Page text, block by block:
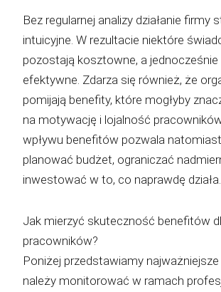
Bez regularnej analizy działanie firmy
intuicyjne. W rezultacie niektóre
pozostają kosztowne, a jednocześnie
efektywne. Zdarza się również, że
pomijają benefity, które mogłyby
na motywację i lojalność
wpływu benefitów pozwala
planować budżet, ograniczać
inwestować w to, co naprawdę działa.
Jak mierzyć skuteczność benefitów
pracowników?
Poniżej przedstawiamy
należy monitorować w ramach